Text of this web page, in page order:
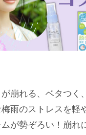
崩れる、ベタつく
雨のストレスを軽
が勢ぞろい！崩れ